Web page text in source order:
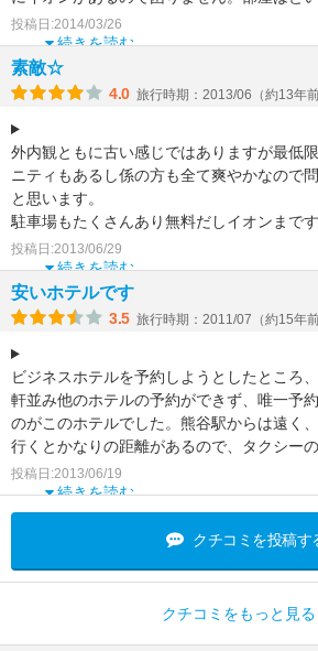
と・・・古くてこじん
続きを読む
投稿日:2014/03/26
素敵☆
4.0 旅行時期：2013/06（約13年前
外内観ともに古い感じではありますが最低
ニティもあるし係の方も全て爽やかなので
と思います。
駐車場もたくさんあり無料だしイオンまです
ので安くあげたい方ならおすすめです。
一つ提続きを読む
投稿日:2013/06/29
安いホテルです
3.5 旅行時期：2011/07（約15年前
ビジネスホテルを予約しようとしたところ
軒並み他のホテルの予約ができず、唯一予
のがこのホテルでした。熊谷駅からは遠く
行くとかなりの距離があるので、タクシー
おすすめします。
続きを読む
投稿日:2013/06/19
クチコミを投稿す
クチコミをもっと見る